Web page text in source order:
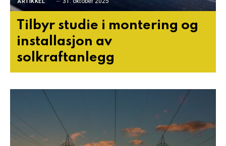
Tilbyr studie i montering og
installasjon av
solkraftanlegg